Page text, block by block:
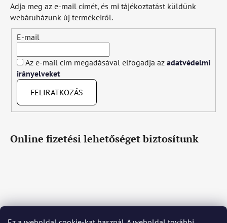
Adja meg az e-mail címét, és mi tájékoztatást küldünk
webáruházunk új termékeiről.
E-mail
Az e-mail cím megadásával elfogadja az adatvédelmi
irányelveket
FELIRATKOZÁS
Online fizetési lehetőséget biztosítunk